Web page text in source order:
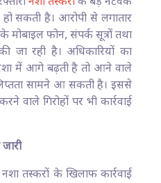
सकती है। आरोपी से लगातार
फोन, संपर्क सूत्रों तथा
जा रही है। अधिकारियों का
में आगे बढ़ती है तो आने वाले
सामने आ सकती है। इससे
वाले गिरोहों पर भी कार्रवाई
तस्करों के खिलाफ कार्रवाई